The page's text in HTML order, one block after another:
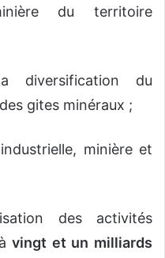
du territoire
diversification du
gites minéraux ;
minière et
des activités
àvingt et un milliards